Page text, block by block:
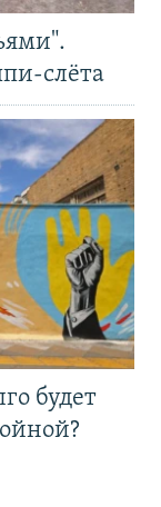
слёта
будет